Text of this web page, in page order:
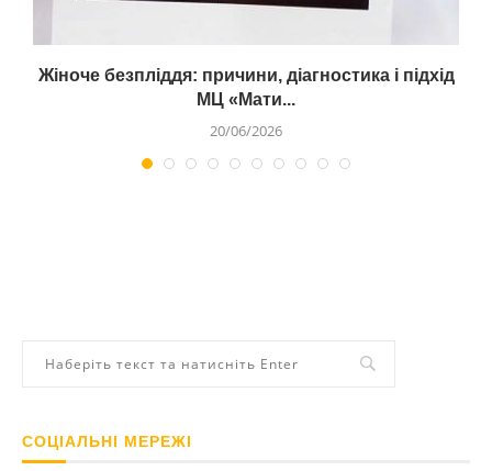
Жіноче безпліддя: причини, діагностика і підхід
МЦ «Мати...
20/06/2026
СОЦІАЛЬНІ МЕРЕЖІ